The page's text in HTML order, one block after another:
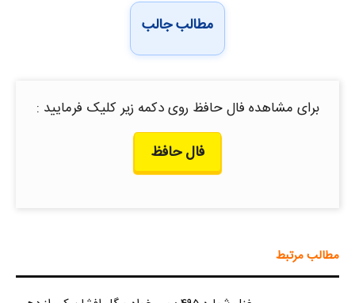
مطالب جالب
برای مشاهده فال حافظ روی دکمه زیر کلیک فرمایید :
فال حافظ
مطالب مرتبط